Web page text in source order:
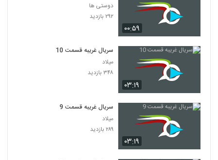
۰۰:۵۹
دوستی ها
۲۹۲ بازدید
۰۳:۱۹
سریال غریبه قسمت 10
میلاد
۳۴۸ بازدید
۰۳:۱۹
سریال غریبه قسمت 9
میلاد
۲۸۹ بازدید